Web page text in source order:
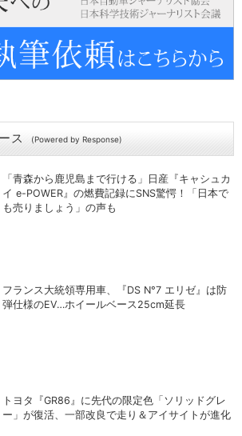
ス (Powered by Response)
「青森から鹿児島まで行ける」日産『キャシュカ
イ e-POWER』の燃費記録にSNS驚愕！「日本で
も売りましょう」の声も
フランス大統領専用車、『DS N°7 エリゼ』は防
弾仕様のEV…ホイールベース25cm延長
トヨタ『GR86』に先代の限定色「ソリッドグレ
ー」が復活、一部改良で走り＆アイサイトが進化